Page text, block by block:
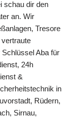
schau dir den
an. Wir
Tresore
Aba für
24h
&
in
Rüdern,
Sirnau,